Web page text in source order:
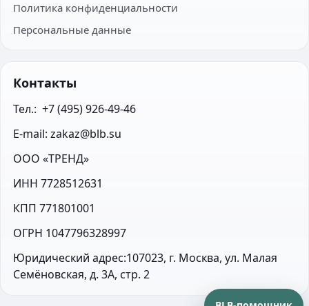
Политика конфиденциальности
Персональные данные
Контакты
Тел.:  +7 (495) 926-49-46
E-mail: zakaz@blb.su
ООО «ТРЕНД»
ИНН 7728512631
КПП 771801001
ОГРН 1047796328997
Юридический адрес:107023, г. Москва, ул. Малая
Семёновская, д. 3А, стр. 2